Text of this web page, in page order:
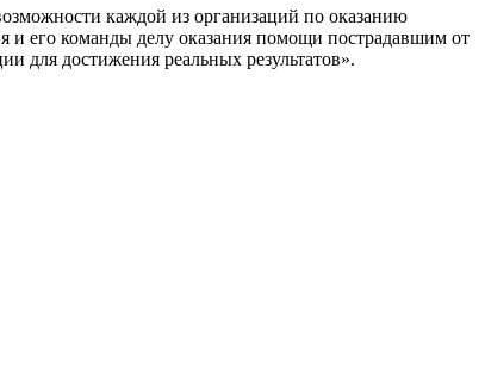
каждой из организаций по оказанию
его команды делу оказания помощи пострадавшим от
для достижения реальных результатов».